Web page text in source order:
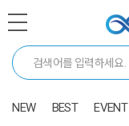
NEW BEST EVENT